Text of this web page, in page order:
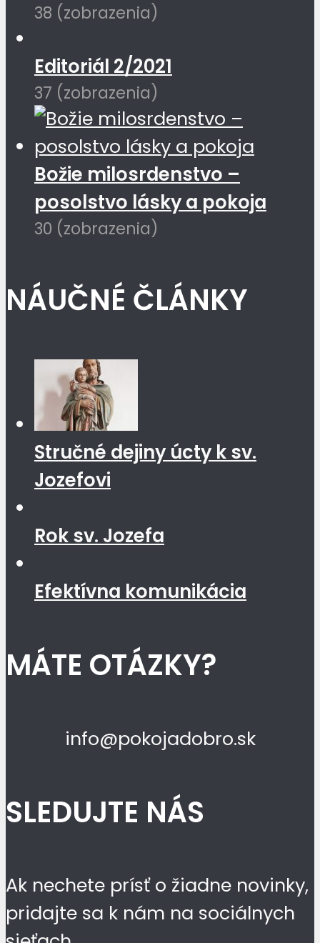
38 (zobrazenia)
Editoriál 2/2021
37 (zobrazenia)
Božie milosrdenstvo –
posolstvo lásky a pokoja
30 (zobrazenia)
NÁUČNÉ ČLÁNKY
Stručné dejiny úcty k sv.
Jozefovi
Rok sv. Jozefa
Efektívna komunikácia
MÁTE OTÁZKY?
info@pokojadobro.sk
SLEDUJTE NÁS
Ak nechete prísť o žiadne novinky,
pridajte sa k nám na sociálnych